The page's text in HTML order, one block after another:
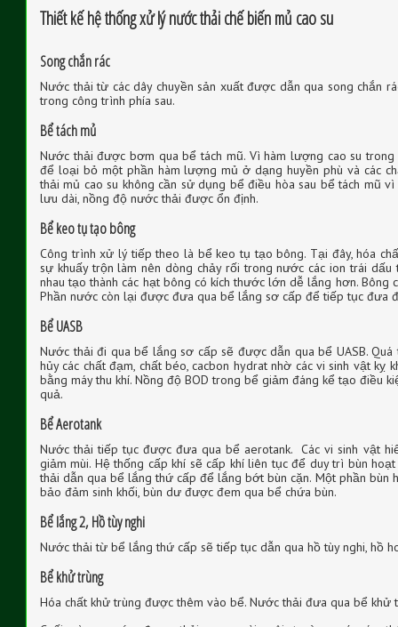
Thiết kế hệ thống xử lý nước thải chế biến mủ cao su
Song chắn rác
Nước thải từ các dây chuyền sản xuất được dẫn qua song chắn
trong công trình phía sau.
Bể tách mủ
Nước thải được bơm qua bể tách mũ. Vì hàm lượng cao su
để loại bỏ một phần hàm lượng mủ ở dạng huyền phù và các
thải mủ cao su không cần sử dụng bể điều hòa sau bể tách mũ
lưu dài, nồng độ nước thải được ổn định.
Bể keo tụ tạo bông
Công trình xử lý tiếp theo là bể keo tụ tạo bông. Tại đây, hóa
sự khuấy trộn làm nên dòng chảy rối trong nước các ion trái
nhau tạo thành các hạt bông có kích thước lớn dễ lắng hơn.
Phần nước còn lại được đưa qua bể lắng sơ cấp để tiếp tục đưa
Bể UASB
Nước thải đi qua bể lắng sơ cấp sẽ được dẫn qua bể UASB.
hủy các chất đạm, chất béo, cacbon hydrat nhờ các vi sinh vật kỵ
bằng máy thu khí. Nồng độ BOD trong bể giảm đáng kể tạo điều
quả.
Bể Aerotank
Nước thải tiếp tục được đưa qua bể aerotank. Các vi sinh vật
giảm mùi. Hệ thống cấp khí sẽ cấp khí liên tục để duy trì bùn
thải dẫn qua bể lắng thứ cấp để lắng bớt bùn cặn. Một phần bùn
bảo đảm sinh khối, bùn dư được đem qua bể chứa bùn.
Bể lắng 2, Hồ tùy nghi
Nước thải từ bể lắng thứ cấp sẽ tiếp tục dẫn qua hồ tùy nghi, hồ
Bể khử trùng
Hóa chất khử trùng được thêm vào bể. Nước thải đưa qua bể khử